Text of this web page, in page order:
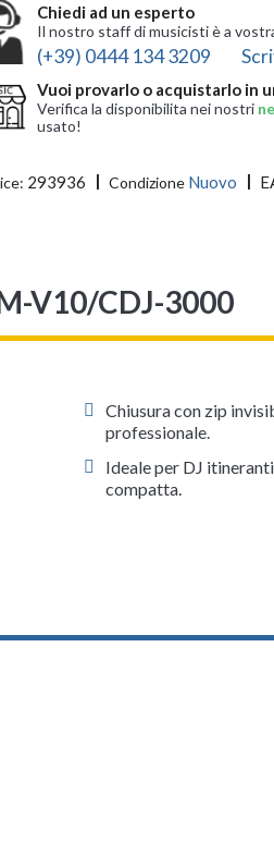
Chiedi ad un esperto
Il nostro staff di musicisti è a
(+39) 0444 134 3209
Vuoi provarlo o acquistarlo in
Verifica la disponibilita nei nostri
usato!
293936 Condizione Nuovo
V10/CDJ-3000
Chiusura con zip
professionale.
Ideale per DJ
compatta.